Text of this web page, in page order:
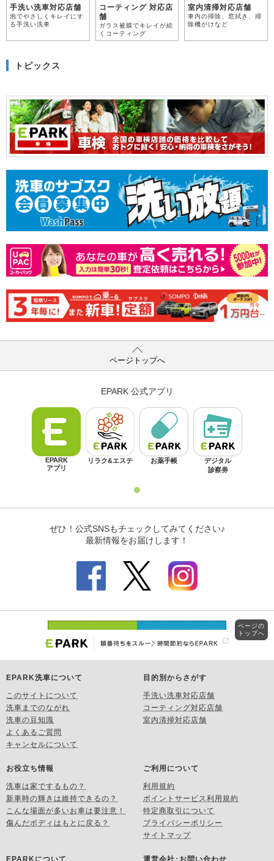
手洗い洗車対応店舗
泡でやさしくキレイにす
る手洗い洗車
コーティング 対応店
舗
ガラス被膜でキレイが続
くコーティング
室内清掃対応店舗
車内の掃除、窓拭き、掃
除機がけなど
トピックス
ページトップへ
EPARK洗車について
このサイトについて
洗車までのながれ
洗車の豆知識
よくあるご質問
キャンセルについて
目的別からさがす
手洗い洗車対応店舗
コーティング対応店舗
室内清掃対応店舗
お役立ち情報
洗車は家でするもの？
新車時の輝きは維持できるの？
こんな場面が多いお車は要注意！
傷んだボディはもとに戻る？
ご利用について
利用規約
ポイントサービス利用規約
特定商取引について
プライバシーポリシー
サイトマップ
ページの
トップへ